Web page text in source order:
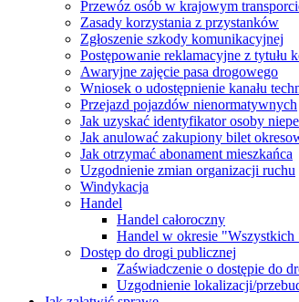
Przewóz osób w krajowym
Zasady korzystania z przystanków
Zgłoszenie szkody komunikacyjnej
Postępowanie reklamacyjne z tytułu
Awaryjne zajęcie pasa drogowego
Wniosek o udostępnienie kanału
Przejazd pojazdów nienormatywnych
Jak uzyskać identyfikator osoby
Jak anulować zakupiony bilet
Jak otrzymać abonament mieszkańca
Uzgodnienie zmian organizacji ruchu
Windykacja
Handel
Handel całoroczny
Handel w okresie "Wszystkich
Dostęp do drogi publicznej
Zaświadczenie o dostępie do
Uzgodnienie lokalizacji/